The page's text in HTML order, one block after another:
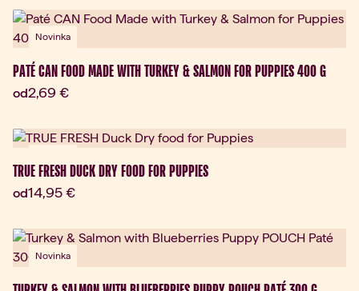
Novinka
PATÉ CAN FOOD MADE WITH TURKEY & SALMON FOR PUPPIES 400 G
odAktuálna cena:
2,69 €
TRUE FRESH DUCK DRY FOOD FOR PUPPIES
odAktuálna cena:
14,95 €
Novinka